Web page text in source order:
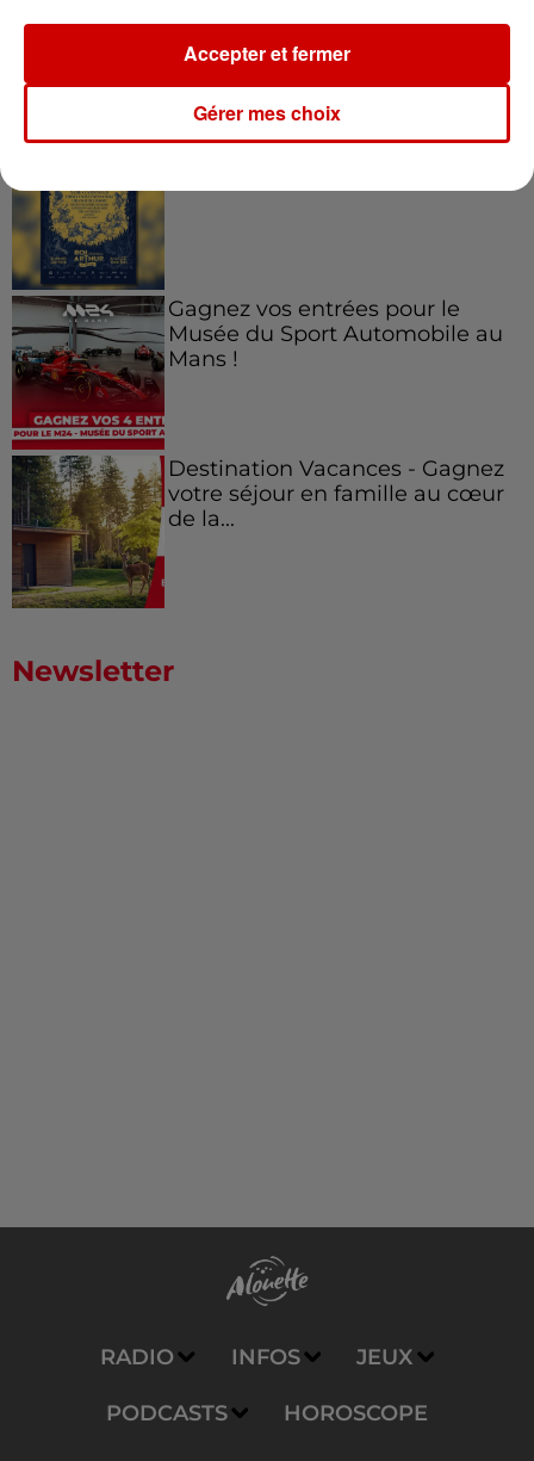
régions !
Gagnez vos places pour le
Gagnez vos entrées pour le
Musée du Sport Automobile au
Mans !
Destination Vacances - Gagnez
votre séjour en famille au cœur
de la...
Newsletter
RADIO INFOS JEUX
PODCASTS HOROSCOPE
Gérer mes choix
Accepter et fermer